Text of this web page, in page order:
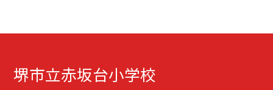
堺市立赤坂台小学校